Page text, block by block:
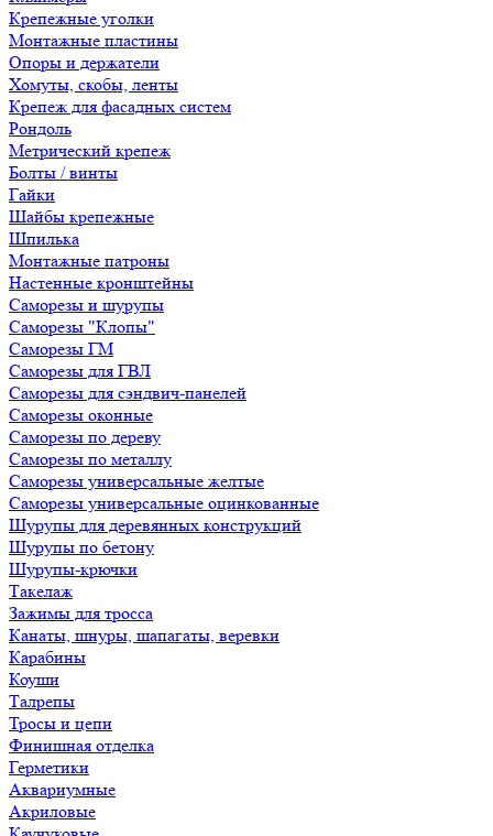
Крепежные уголки
Монтажные пластины
Опоры и держатели
Хомуты, скобы, ленты
Крепеж для фасадных систем
Рондоль
Метрический крепеж
Болты / винты
Гайки
Шайбы крепежные
Шпилька
Монтажные патроны
Настенные кронштейны
Саморезы и шурупы
Саморезы "Клопы"
Саморезы ГМ
Саморезы для ГВЛ
Саморезы для сэндвич-панелей
Саморезы оконные
Саморезы по дереву
Саморезы по металлу
Саморезы универсальные желтые
Саморезы универсальные оцинкованные
Шурупы для деревянных конструкций
Шурупы по бетону
Шурупы-крючки
Такелаж
Зажимы для тросса
Канаты, шнуры, шапагаты, веревки
Карабины
Коуши
Талрепы
Тросы и цепи
Финишная отделка
Герметики
Аквариумные
Акриловые